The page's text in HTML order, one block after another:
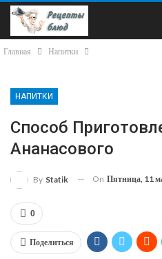
Главная Напитки
НАПИТКИ
Способ
Ананасового
By Statik On Пятница, 11
0
Поделиться